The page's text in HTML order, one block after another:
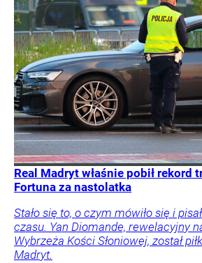
Real Madryt właśnie pobił rekord
Fortuna za nastolatka
Stało się to, o czym mówiło się i
czasu. Yan Diomande, rewelacyjny
Wybrzeża Kości Słoniowej, został
Madryt.